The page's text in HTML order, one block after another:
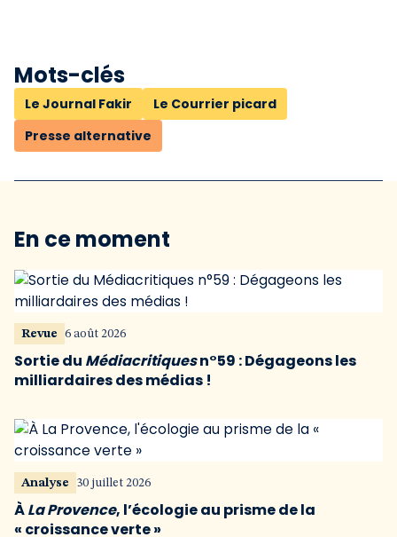
Mots-clés
Le Journal Fakir
Le Courrier picard
Presse alternative
En ce moment
Revue 6 août 2026
Sortie du Médiacritiquesn°59 : Dégageons les
milliardaires des médias !
Analyse 30 juillet 2026
ÀLa Provence, l’écologie au prisme de la
« croissance verte »